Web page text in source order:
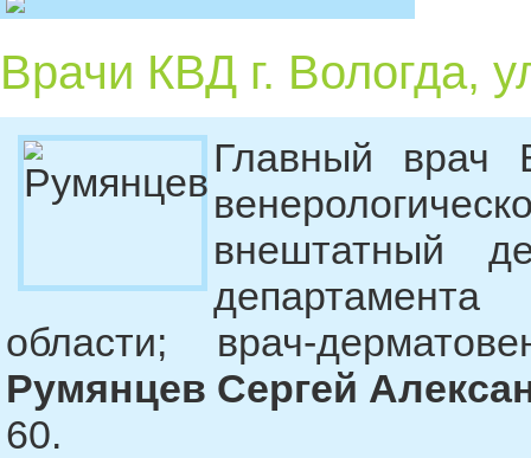
Врачи КВД г. Вологда,
Главный врач
внештатный
департамента
области; врач-
Румянцев Сергей
60.